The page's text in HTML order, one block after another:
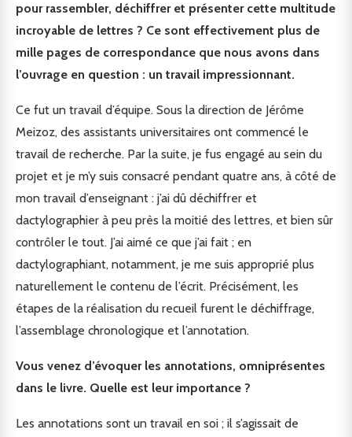
pour rassembler, déchiffrer et présenter cette multitude
incroyable de lettres ? Ce sont effectivement plus de
mille pages de correspondance que nous avons dans
l’ouvrage en question : un travail impressionnant.
Ce fut un travail d’équipe. Sous la direction de Jérôme
Meizoz, des assistants universitaires ont commencé le
travail de recherche. Par la suite, je fus engagé au sein du
projet et je m’y suis consacré pendant quatre ans, à côté de
mon travail d’enseignant : j’ai dû déchiffrer et
dactylographier à peu près la moitié des lettres, et bien sûr
contrôler le tout. J’ai aimé ce que j’ai fait ; en
dactylographiant, notamment, je me suis approprié plus
naturellement le contenu de l’écrit. Précisément, les
étapes de la réalisation du recueil furent le déchiffrage,
l’assemblage chronologique et l’annotation.
Vous venez d’évoquer les annotations, omniprésentes
dans le livre. Quelle est leur importance ?
Les annotations sont un travail en soi ; il s’agissait de